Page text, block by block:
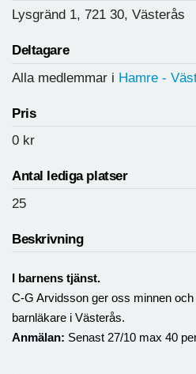
Lysgränd 1, 721 30, Västerås
Deltagare
Alla medlemmar i Hamre -
Pris
0 kr
Antal lediga platser
25
Beskrivning
I barnens tjänst.
C-G Arvidsson ger oss minnen
barnläkare i Västerås.
Anmälan: Senast 27/10 max 40